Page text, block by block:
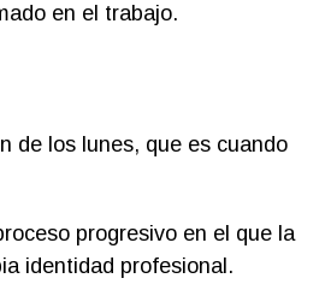
en el trabajo.
de los lunes, que es cuando
progresivo en el que la
identidad profesional.